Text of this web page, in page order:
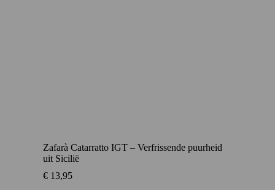
Zafarà Catarratto IGT – Verfrissende puurheid
uit Sicilië
€ 13,95